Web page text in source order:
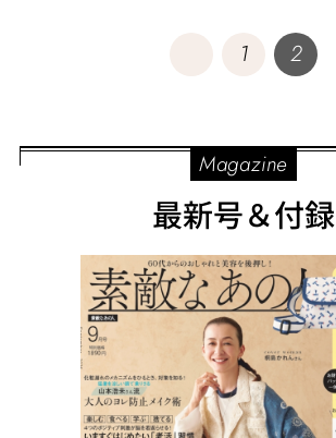
1 2
Magazine
最新号＆付録